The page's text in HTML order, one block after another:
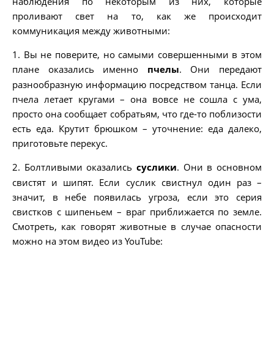
проливают свет на то, как же происходит
коммуникация между животными:
1. Вы не поверите, но самыми совершенными в этом
плане оказались именно пчелы. Они передают
разнообразную информацию посредством танца. Если
пчела летает кругами – она вовсе не сошла с ума,
просто она сообщает собратьям, что где-то поблизости
есть еда. Крутит брюшком – уточнение: еда далеко,
приготовьте перекус.
2. Болтливыми оказались суслики. Они в основном
свистят и шипят. Если суслик свистнул один раз –
значит, в небе появилась угроза, если это серия
свистков с шипеньем – враг приближается по земле.
Смотреть, как говорят животные в случае опасности
можно на этом видео из YouTube: